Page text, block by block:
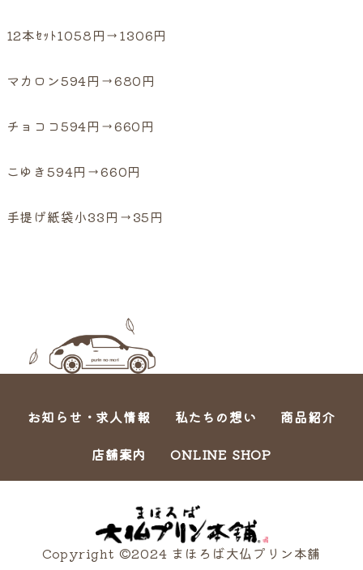
12本ｾｯﾄ1058円→1306円
マカロン594円→680円
チョココ594円→660円
こゆき594円→660円
手提げ紙袋小33円→35円
お知らせ・求人情報 私たちの想い
商品紹介
店舗案内
ONLINE SHOP
Copyright ©2024 まほろば大仏プリン本舗